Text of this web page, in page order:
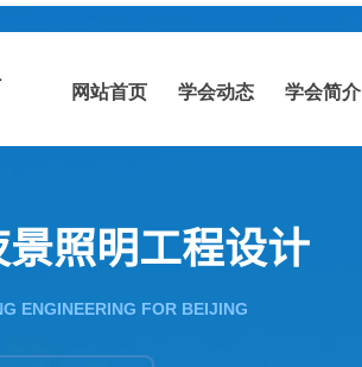
ENGINEERING FOR BEIJING
网站首页 学会动态 学会简介
照明工程设计